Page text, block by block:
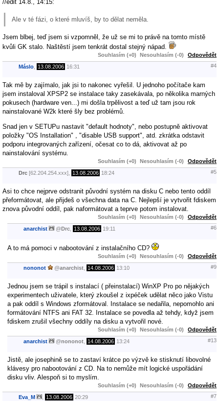
//edit 14.8., 14:15:
Ale v té fázi, o které mluvíš, by to dělat neměla.
Jsem blbej, teď jsem si vzpomněl, že už se mi to právě na tomto místě
kvůli GK stalo. Naštěstí jsem tenkrát dostal stejný nápad.
Souhlasím (+0) Nesouhlasím (-0) Odpovědět
Máslo 13.08.2006 16:31 #4
Tak mě by zajímalo, jak jsi to nakonec vyřešil. U jednoho počítače kam
jsem instaloval XPSP2 se instalace taky zasekávala, po několika marných
pokusech (hardware ven...) mi došla trpělivost a teď už tam jsou rok
nainstalované W2k které šly bez problémů.
Snad jen v SETUPu nastavit "default hodnoty", nebo postupně aktivovat
položky "OS Installation" , "disable USB support", atd. zkrátka odstavit
podporu integrovaných zařízení, očesat co to dá, aktivovat až po
nainstalování systému.
Souhlasím (+0) Nesouhlasím (-0) Odpovědět
Drc [62.204.254.xxx], 13.08.2006 18:24 #5
Asi to chce nejprve odstranit původní systém na disku C nebo tento oddíl
přeformátovat, ale přijdeš o všechna data na C. Nejlepší je vytvořit fdiskem
znova původní oddíl, pak naformátovat a teprve potom instalovat.
Souhlasím (+0) Nesouhlasím (-0) Odpovědět
anarchist @Drc 13.08.2006 19:11 #6
A to má pomoci v nabootování z instalačního CD?
Souhlasím (+0) Nesouhlasím (-0) Odpovědět
nononot @anarchist 14.08.2006 13:10 #9
Jednou jsem se trápil s instalací ( přeinstalací) WinXP Pro po nějakých
experimentech uživatele, který zkoušel z ixpéček udělat něco jako Vistu
a pak oddíl s Windows zformátoval. Instalace se nedařila, nepomohlo ani
formátování NTFS ani FAT 32. Instalace se povedla až tehdy, když jsem
fdiskem zrušil všechny oddíly na disku a vytvořil nové.
Souhlasím (+0) Nesouhlasím (-0) Odpovědět
anarchist @nononot 14.08.2006 13:24 #13
Jistě, ale josephině se to zastaví krátce po výzvě ke stisknutí libovolné
klávesy pro nabootování z CD. Na to nemůže mít logické uspořádání
disku vliv. Alespoň si to myslím.
Souhlasím (+0) Nesouhlasím (-0) Odpovědět
Eva_M 13.08.2006 20:29 #7